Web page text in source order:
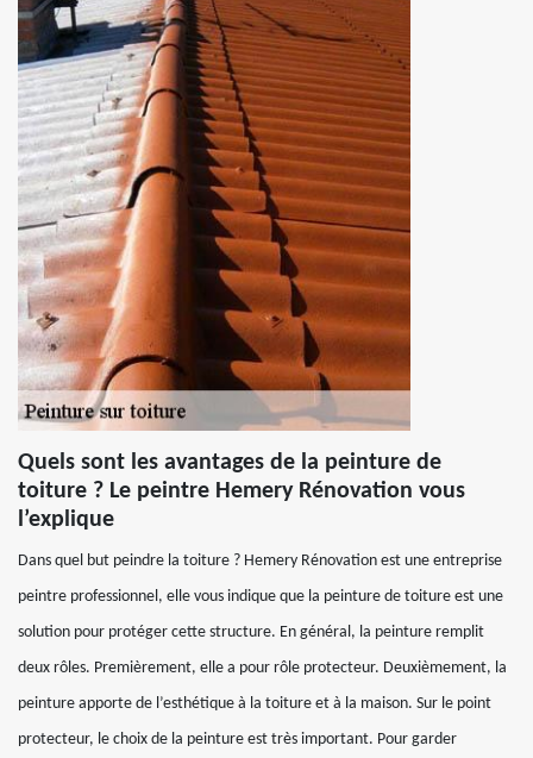
Quels sont les avantages de la peinture de
toiture ? Le peintre Hemery Rénovation vous
l’explique
Dans quel but peindre la toiture ? Hemery Rénovation est une entreprise
peintre professionnel, elle vous indique que la peinture de toiture est une
solution pour protéger cette structure. En général, la peinture remplit
deux rôles. Premièrement, elle a pour rôle protecteur. Deuxièmement, la
peinture apporte de l’esthétique à la toiture et à la maison. Sur le point
protecteur, le choix de la peinture est très important. Pour garder